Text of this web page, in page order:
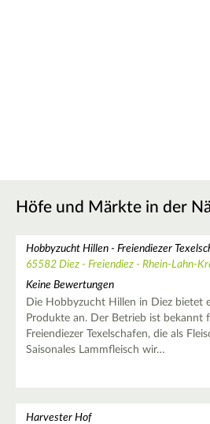
Höfe und Märkte in der
Hobbyzucht Hillen - Freiendiezer
65582 Diez - Freiendiez - Rhein-Lahn-
Keine Bewertungen
Die Hobbyzucht Hillen in Diez bietet
Produkte an. Der Betrieb ist bekannt
Freiendiezer Texelschafen, die als
Saisonales Lammfleisch wir…
Harvester Hof